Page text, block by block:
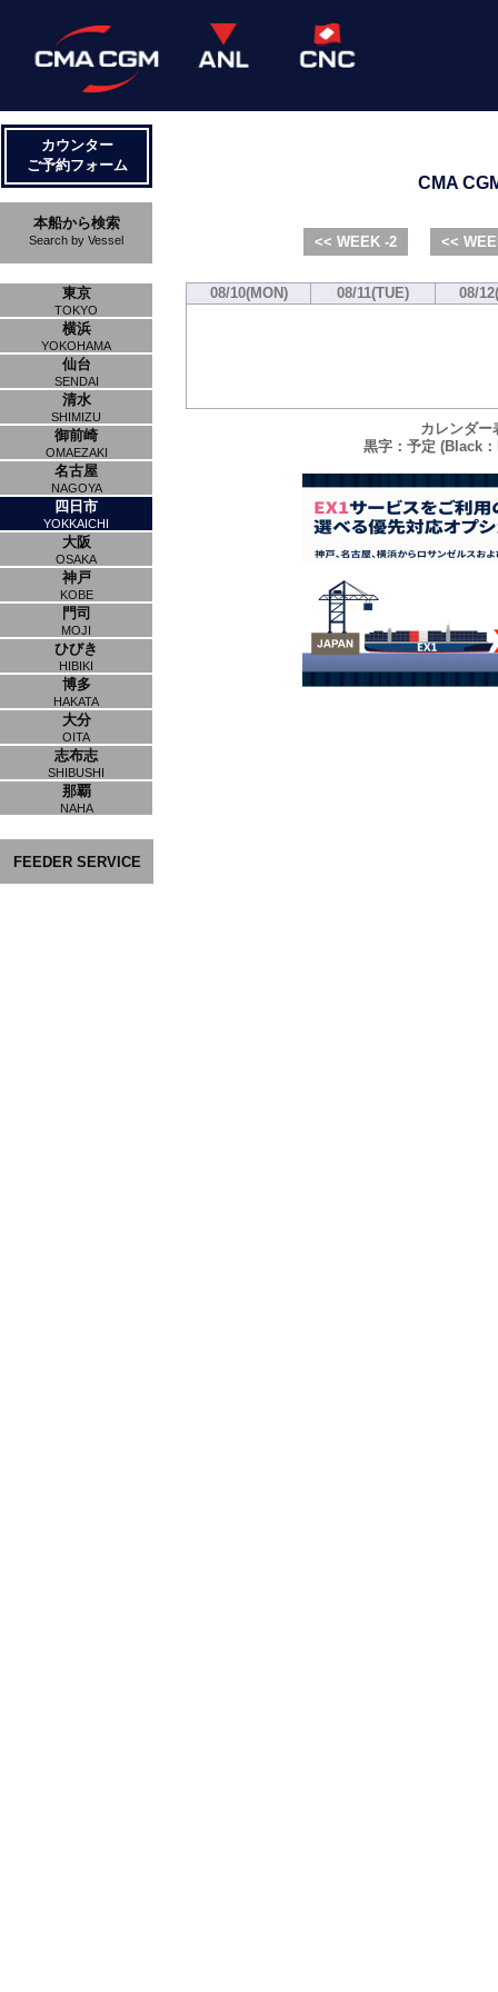
カウンター
ご予約フォーム
本船から検索
Search by Vessel
東京
TOKYO
横浜
YOKOHAMA
仙台
SENDAI
清水
SHIMIZU
御前崎
OMAEZAKI
名古屋
NAGOYA
四日市
YOKKAICHI
大阪
OSAKA
神戸
KOBE
門司
MOJI
ひびき
HIBIKI
博多
HAKATA
大分
OITA
志布志
SHIBUSHI
那覇
NAHA
FEEDER SERVICE
CMA
<< WEEK -2 <<
08/10(MON) 08/11(TUE) 08/
カレンダー
黒字：予定 (Black